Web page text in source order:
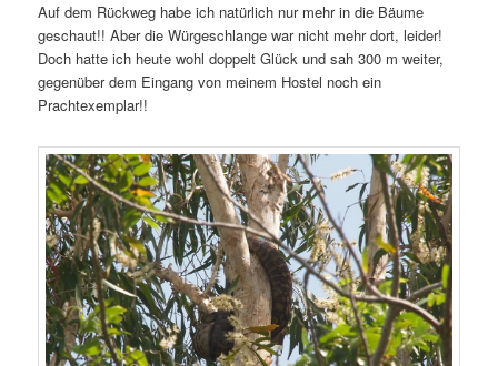
Auf dem Rückweg habe ich natürlich nur mehr in die Bäume
geschaut!! Aber die Würgeschlange war nicht mehr dort, leider!
Doch hatte ich heute wohl doppelt Glück und sah 300 m weiter,
gegenüber dem Eingang von meinem Hostel noch ein
Prachtexemplar!!